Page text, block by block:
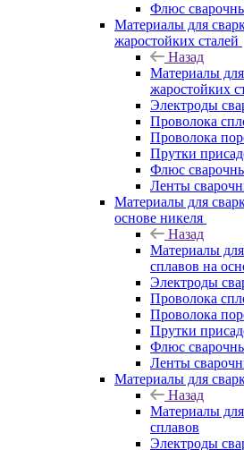
Флюс
Материалы для
жаростойких сталей
Назад
Материалы
жаростойких
Электроды
Проволока
Проволока
Прутки
Флюс
Ленты
Материалы для
основе никеля
Назад
Материалы
сплавов на
Электроды
Проволока
Проволока
Прутки
Флюс
Ленты
Материалы для
Назад
Материалы
сплавов
Электроды